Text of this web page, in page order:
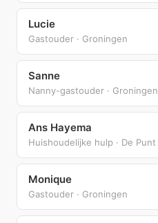
Lucie
Gastouder · Groningen
Sanne
Nanny-gastouder · Groningen
Ans Hayema
Huishoudelijke hulp · De Punt
Monique
Gastouder · Groningen